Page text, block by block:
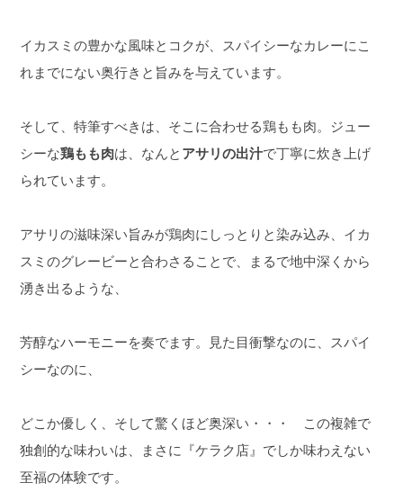
イカスミの豊かな風味とコクが、スパイシーなカレーにこ
れまでにない奥行きと旨みを与えています。
そして、特筆すべきは、そこに合わせる鶏もも肉。ジュー
シーな鶏もも肉は、なんと アサリの出汁で丁寧に炊き上げ
られています。
アサリの滋味深い旨みが鶏肉にしっとりと染み込み、イカ
スミのグレービーと合わさることで、まるで地中深くから
湧き出るような、
芳醇なハーモニーを奏でます。見た目衝撃なのに、スパイ
シーなのに、
どこか優しく、そして驚くほど奥深い・・・ この複雑で
独創的な味わいは、まさに『ケラク店』でしか味わえない
至福の体験です。